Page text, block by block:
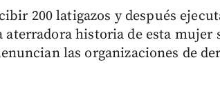
200 latigazos y después
historia de esta mujer
las organizaciones de